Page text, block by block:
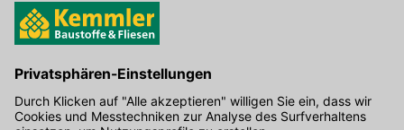
Hier gibt's die kostenlose App